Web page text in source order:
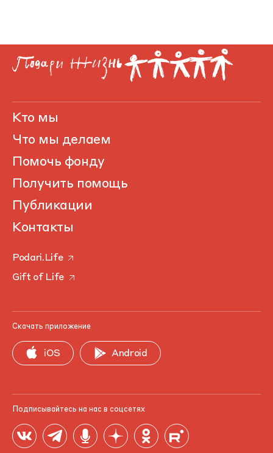
Кто мы
Что мы делаем
Помочь фонду
Получить помощь
Публикации
Контакты
Podari.Life
Gift of Life
Скачать приложение
iOS Android
Подписывайтесь на нас в соцсетях